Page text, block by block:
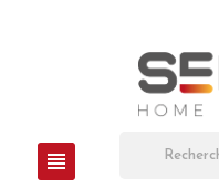
view_headline